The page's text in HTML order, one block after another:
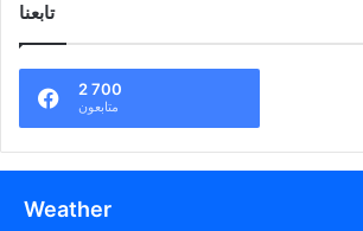
تابعنا
2 700
متابعون
Weather